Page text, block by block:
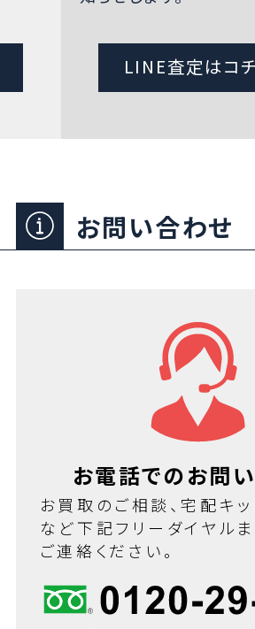
LINE査定はコ
お問い合わせ
お電話でのお問
お買取のご相談、宅配キッ
など下記フリーダイヤル
ご連絡ください。